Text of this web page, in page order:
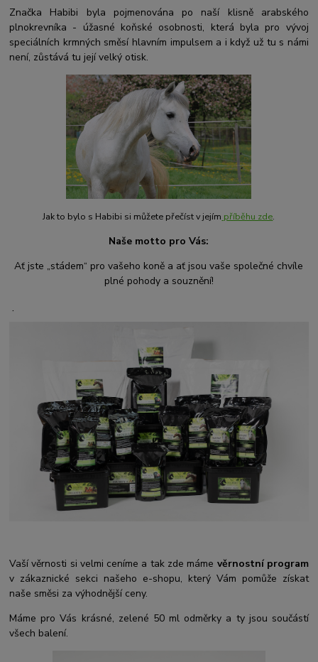
Značka Habibi byla pojmenována po naší klisně arabského
plnokrevníka - úžasné koňské osobnosti, která byla pro vývoj
speciálních krmných směsí hlavním impulsem a i když už tu s námi
není, zůstává tu její velký otisk.
Jak to bylo s Habibi si můžete přečíst v jejím příběhu zde.
Naše motto pro Vás:
Ať jste „stádem“ pro vašeho koně a ať jsou vaše společné chvíle
plné pohody a souznění!
.
Vaší věrnosti si velmi ceníme a tak zde máme věrnostní program
v zákaznické sekci našeho e-shopu, který Vám pomůže získat
naše směsi za výhodnější ceny.
Máme pro Vás krásné, zelené 50 ml odměrky a ty jsou součástí
všech balení.